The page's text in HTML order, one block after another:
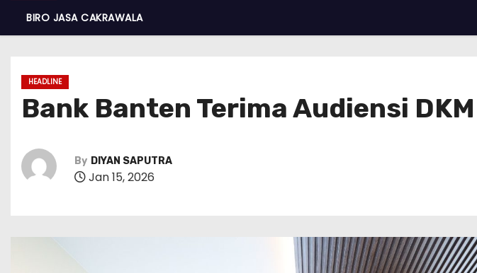
BIRO JASA CAKRAWALA
HEADLINE
Bank Banten Terima Audiensi
By DIYAN SAPUTRA
Jan 15, 2026